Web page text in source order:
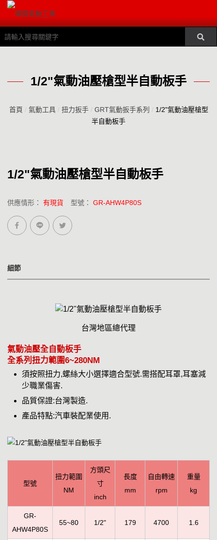
1/2"氣動油壓槍型半自動板手
首頁 / 氣動工具 / 扭力扳手 / GRT氣動扳手系列 / 1/2"氣動油壓槍型
半自動板手
1/2"氣動油壓槍型半自動板手
供應情形： 有現貨 型號： GR-AHW4P80S
細節
台灣地區總代理
氣動油壓全自動板手
全系列扭力範圍6~280NM
須按照扭力,螺絲大小選擇適合型號.需搭配耳罩,耳塞減
少職業傷害.
品質保證:台灣製造.
產品特點:汽車裝配業使用.
型號
扭力範圍
NM
方頭尺
寸
inch
長度
mm
自由轉速
rpm
重量
kg
GR-
AHW4P80S
55~80 1/2" 179 4700 1.6